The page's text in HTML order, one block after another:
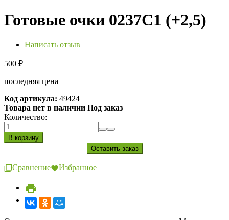
Готовые очки 0237C1 (+2,5)
Написать отзыв
500 ₽
последняя цена
Код артикула: 49424
Товара нет в наличии Под заказ
Количество:
Сравнение Избранное